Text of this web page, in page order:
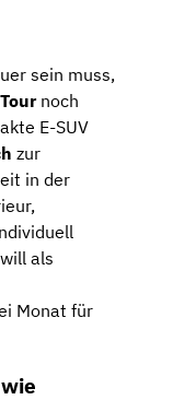
sein muss,
noch
E-SUV
zur
in der
als
Monat für